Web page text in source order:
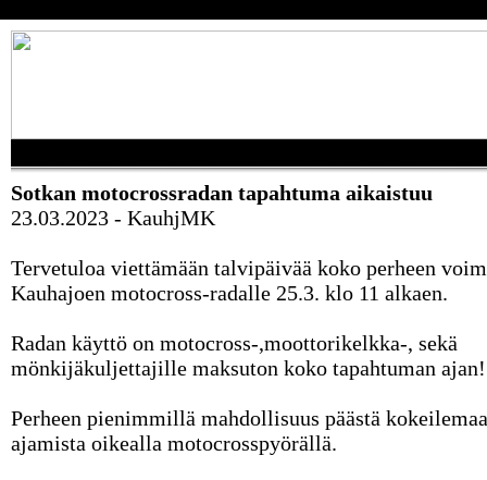
Sotkan motocrossradan tapahtuma aikaistuu
23.03.2023 - KauhjMK
Tervetuloa viettämään talvipäivää koko perheen
Kauhajoen motocross-radalle 25.3. klo 11 alkaen.
Radan käyttö on motocross-,moottorikelkka-, sekä
mönkijäkuljettajille maksuton koko tapahtuman ajan!
Perheen pienimmillä mahdollisuus päästä
ajamista oikealla motocrosspyörällä.